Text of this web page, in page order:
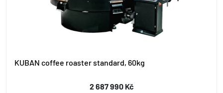
KUBAN coffee roaster standard, 60kg
2 687 990 Kč